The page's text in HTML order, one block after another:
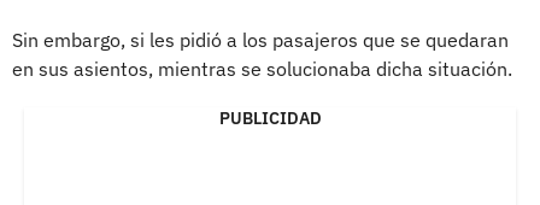
Sin embargo, si les pidió a los pasajeros que se quedaran
en sus asientos, mientras se solucionaba dicha situación.
PUBLICIDAD